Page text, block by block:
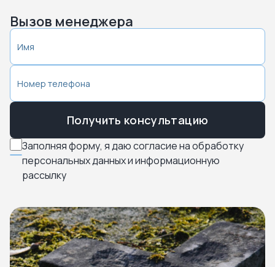
Вызов менеджера
Заполняя форму, я даю согласие на обработку
персональных данных и информационную
рассылку
Получить консультацию